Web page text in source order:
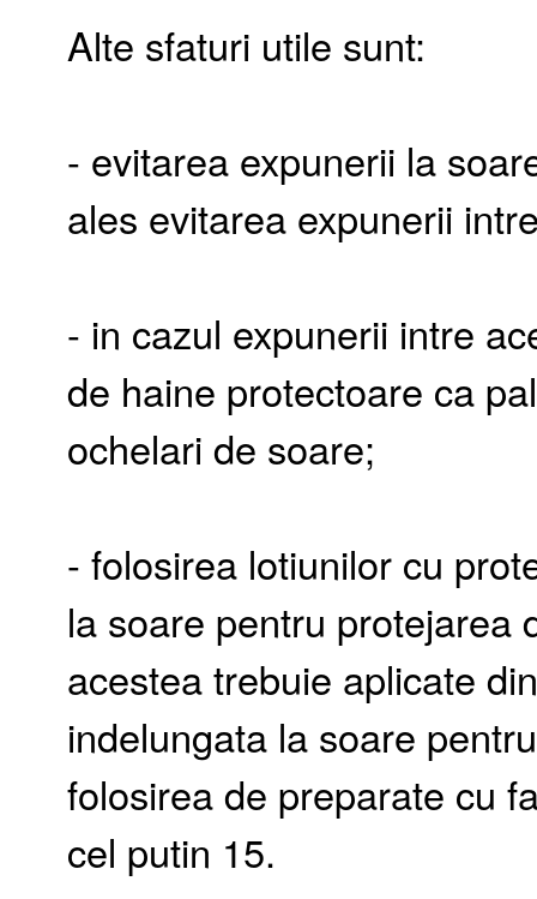
Alte sfaturi utile sunt:
- evitarea expunerii la
ales evitarea expunerii
- in cazul expunerii intre
de haine protectoare ca
ochelari de soare;
- folosirea lotiunilor cu
la soare pentru protejarea
acestea trebuie aplicate
indelungata la soare
folosirea de preparate cu
cel putin 15.